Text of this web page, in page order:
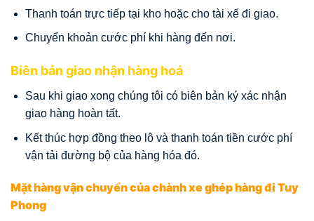
Thanh toán trực tiếp tại kho hoặc cho tài xế đi giao.
Chuyển khoản cước phí khi hàng đến nơi.
Biên bản giao nhận hàng hoá
Sau khi giao xong chúng tôi có biên bản ký xác nhận
giao hàng hoàn tất.
Kết thúc hợp đồng theo lô và thanh toán tiền cước phí
vận tải đường bộ của hàng hóa đó.
Mặt hàng vận chuyển của chành xe ghép hàng đi Tuy
Phong